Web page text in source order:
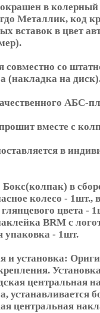
в
Металлик, код
вставок в цвет
совместно со
(накладка на
АБС-
вместе с
в
в
колесо - 1шт.,
цвета -
BRM с
упаковка - 1шт.
и установка:
центральная
устанавливается
центральная